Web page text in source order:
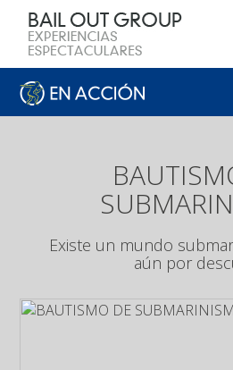
Existe un mundo
aún por